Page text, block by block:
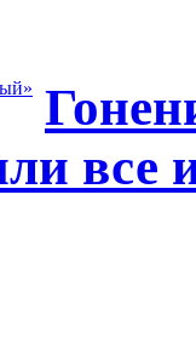
все и